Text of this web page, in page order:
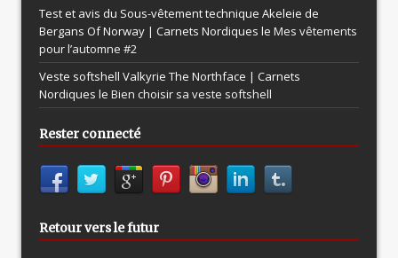
Test et avis du Sous-vêtement technique Akeleie de
Bergans Of Norway | Carnets Nordiques le Mes vêtements
pour l’automne #2
Veste softshell Valkyrie The Northface | Carnets
Nordiques le Bien choisir sa veste softshell
Rester connecté
Retour vers le futur